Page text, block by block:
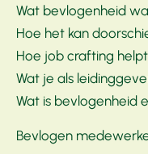
Wat bevlogenheid
Hoe het kan
Hoe job crafting helpt
Wat je als
Wat is bevlogenheid
Bevlogen